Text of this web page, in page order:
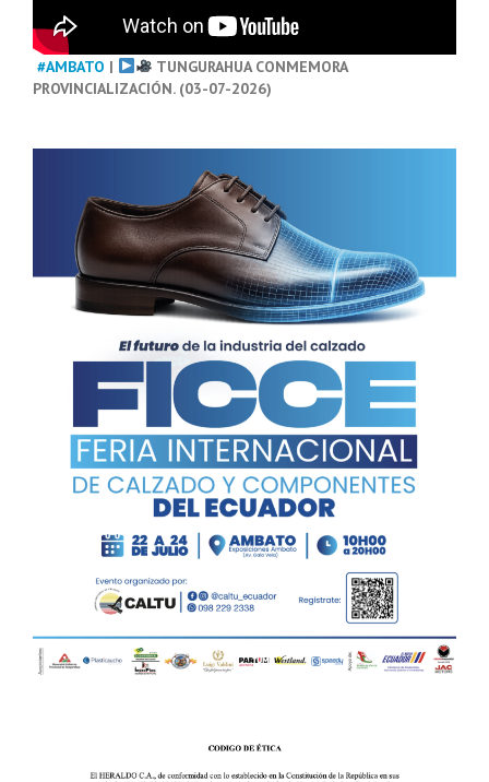
#AMBATO |
TUNGURAHUA CONMEMORA
PROVINCIALIZACIÓN. (03-07-2026)